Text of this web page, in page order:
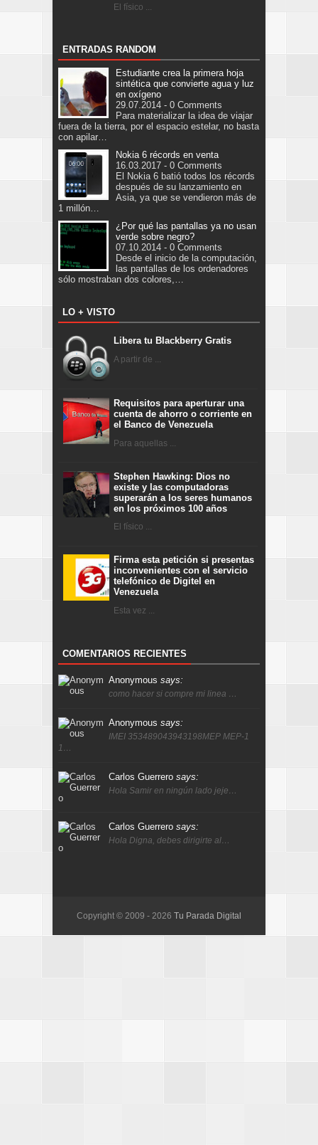
El físico ...
ENTRADAS RANDOM
Estudiante crea la primera hoja
sintética que convierte agua y luz
en oxígeno
29.07.2014 - 0 Comments
Para materializar la idea de viajar
fuera de la tierra, por el espacio estelar, no basta
con apilar…
Nokia 6 récords en venta
16.03.2017 - 0 Comments
El Nokia 6 batió todos los récords
después de su lanzamiento en
Asia, ya que se vendieron más de
1 millón…
¿Por qué las pantallas ya no usan
verde sobre negro?
07.10.2014 - 0 Comments
Desde el inicio de la computación,
las pantallas de los ordenadores
sólo mostraban dos colores,…
LO + VISTO
Libera tu Blackberry Gratis
A partir de ...
Requisitos para aperturar una
cuenta de ahorro o corriente en
el Banco de Venezuela
Para aquellas ...
Stephen Hawking: Dios no
existe y las computadoras
superarán a los seres humanos
en los próximos 100 años
El físico ...
Firma esta petición si presentas
inconvenientes con el servicio
telefónico de Digitel en
Venezuela
Esta vez ...
COMENTARIOS RECIENTES
Anonymous says:
como hacer si compre mi linea …
Anonymous says:
IMEI 353489043943198MEP MEP-1
1…
Carlos Guerrero says:
Hola Samir en ningún lado jeje…
Carlos Guerrero says:
Hola Digna, debes dirigirte al…
Copyright © 2009 - 2026 Tu Parada Digital